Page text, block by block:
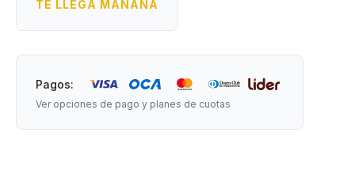
TE LLEGA MAÑANA
Pagos:
Ver opciones de pago y planes de cuotas